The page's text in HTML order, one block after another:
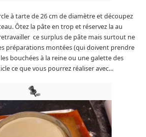
à tarte de 26 cm de diamètre et découpez
Ôtez la pâte en trop et réservez la au
ce surplus de pâte mais surtout ne
préparations montées (qui doivent prendre
bouchées à la reine ou une galette des
ce que vous pourrez réaliser avec…